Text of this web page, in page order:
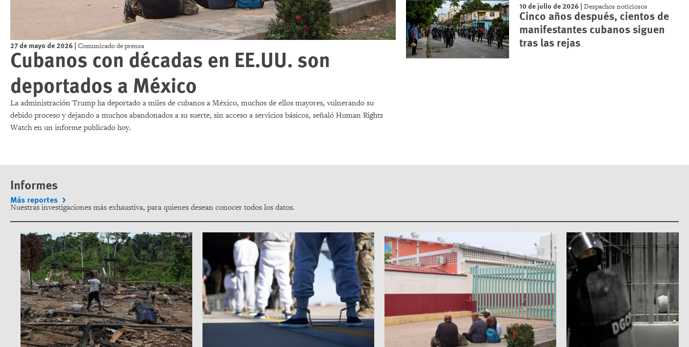
27 de mayo de 2026 | Comunicado de prensa
Cubanos con décadas en EE.UU. son
deportados a México
La administración Trump ha deportado a miles de cubanos a México, muchos de ellos mayores, vulnerando su
debido proceso y dejando a muchos abandonados a su suerte, sin acceso a servicios básicos, señaló Human Rights
Watch en un informe publicado hoy.
10 de julio de 2026| Despachos noticiosos
Cinco años después, cientos de
manifestantes cubanos siguen
tras las rejas
Informes
Más reportes
Nuestras investigaciones más exhaustiva, para quienes desean conocer todos los datos.